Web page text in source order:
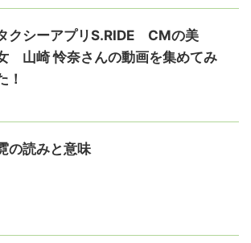
クシーアプリS.RIDE CMの美
山崎 怜奈さんの動画を集めてみ
！
の読みと意味